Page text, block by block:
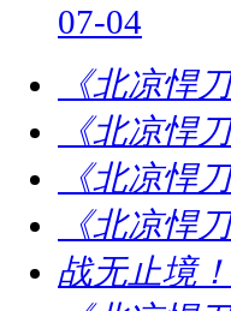
07-04
《北凉悍
《北凉悍
《北凉悍
《北凉悍
战无止境